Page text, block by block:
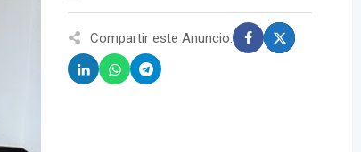
Compartir este Anuncio: